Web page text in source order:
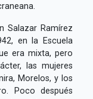
Salazar Ramírez
en la Escuela
era mixta, pero
las mujeres
Morelos, y los
Poco después